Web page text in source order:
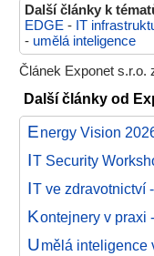
Další články k
EDGE - IT
- umělá inteligence
Článek Exponet s.r.o.
Další články od
Energy Vision
IT Security
IT ve zdravotnictví
Kontejnery v praxi
Umělá inteligence